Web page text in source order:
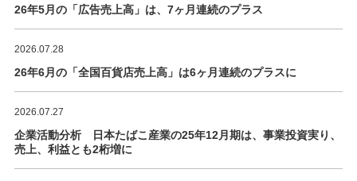
26年5月の「広告売上高」は、7ヶ月連続のプラス
2026.07.28
26年6月の「全国百貨店売上高」は6ヶ月連続のプラスに
2026.07.27
企業活動分析 日本たばこ産業の25年12月期は、事業投資実り、
売上、利益とも2桁増に